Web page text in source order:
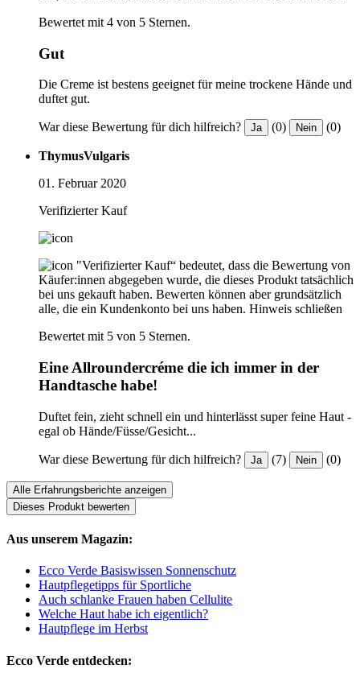
Bewertet mit 4 von 5 Sternen.
Gut
Die Creme ist bestens geeignet für meine trockene Hände und
duftet gut.
War diese Bewertung für dich hilfreich? Ja (0) Nein (0)
ThymusVulgaris
01. Februar 2020
Verifizierter Kauf
"Verifizierter Kauf“ bedeutet, dass die Bewertung von
Käufer:innen abgegeben wurde, die dieses Produkt tatsächlich
bei uns gekauft haben. Bewerten können aber grundsätzlich
alle, die ein Kundenkonto bei uns haben. Hinweis schließen
Bewertet mit 5 von 5 Sternen.
Eine Allroundercréme die ich immer in der
Handtasche habe!
Duftet fein, zieht schnell ein und hinterlässt super feine Haut -
egal ob Hände/Füsse/Gesicht...
War diese Bewertung für dich hilfreich? Ja (7) Nein (0)
Alle Erfahrungsberichte anzeigen
Dieses Produkt bewerten
Aus unserem Magazin:
Ecco Verde Basiswissen Sonnenschutz
Hautpflegetipps für Sportliche
Auch schlanke Frauen haben Cellulite
Welche Haut habe ich eigentlich?
Hautpflege im Herbst
Ecco Verde entdecken: